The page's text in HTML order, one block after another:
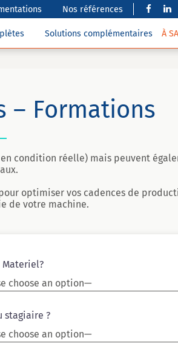
Nos références
Solutions complémentaires À
– Formations
condition réelle) mais peuvent
optimiser vos cadences de
de votre machine.
Materiel?
stagiaire ?